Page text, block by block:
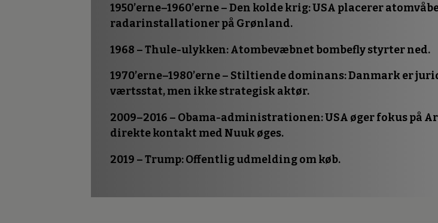
1950’erne–1960’erne – Den kolde krig: USA placerer
radarinstallationer på Grønland.
1968 – Thule-ulykken: Atombevæbnet bombefly styrter ned.
1970’erne–1980’erne – Stiltiende dominans: Danmark er
værtsstat, men ikke strategisk aktør.
2009–2016 – Obama-administrationen: USA øger fokus på
direkte kontakt med Nuuk øges.
2019 – Trump: Offentlig udmelding om køb.